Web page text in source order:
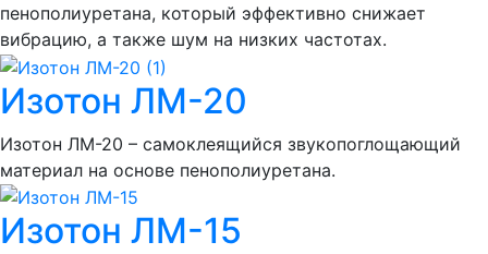
пенополиуретана, который эффективно снижает
вибрацию, а также шум на низких частотах.
Изотон ЛМ-20
Изотон ЛМ-20 – самоклеящийся звукопоглощающий
материал на основе пенополиуретана.
Изотон ЛМ-15